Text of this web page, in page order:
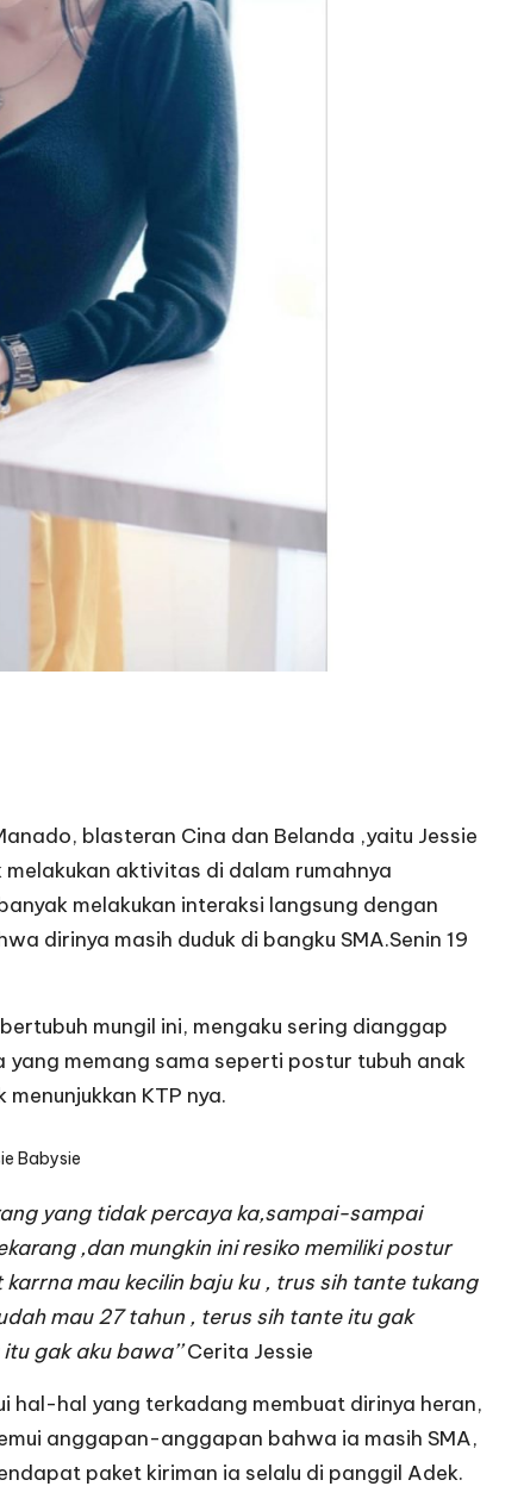
blasteran Cina dan Belanda ,yaitu Jessie
aktivitas di dalam rumahnya
melakukan interaksi langsung dengan
dirinya masih duduk di bangku SMA.Senin 19
mungil ini, mengaku sering dianggap
yang memang sama seperti postur tubuh anak
KTP nya.
Babysie
yang tidak percaya ka,sampai-sampai
,dan mungkin ini resiko memiliki postur
mau kecilin baju ku , trus sih tante tukang
mau 27 tahun , terus sih tante itu gak
gak aku bawa’’Cerita Jessie
hal-hal yang terkadang membuat dirinya heran,
anggapan-anggapan bahwa ia masih SMA,
paket kiriman ia selalu di panggil Adek.